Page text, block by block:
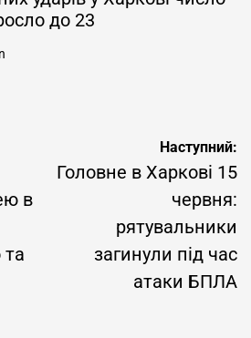
до 23
в
та
Наступний:
Головне в Харкові 15
червня:
рятувальники
загинули під час
атаки БПЛА